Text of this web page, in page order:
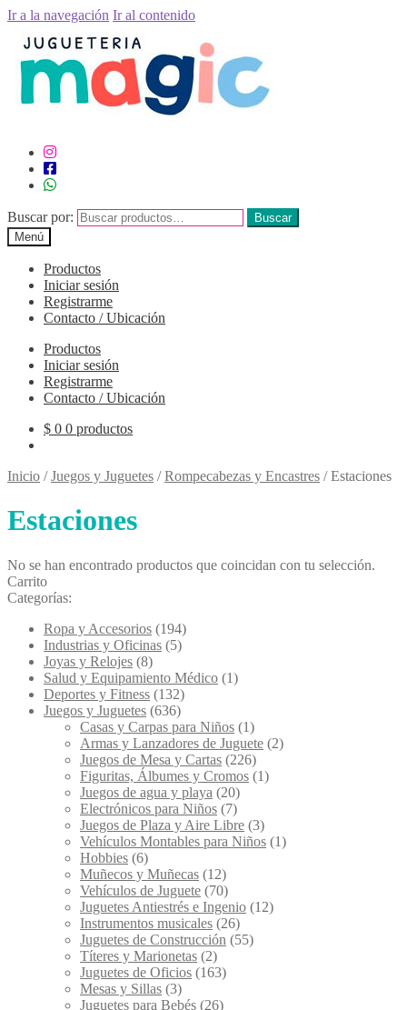
Ir a la navegación Ir al contenido
Buscar por:
Buscar
Menú
Productos
Iniciar sesión
Registrarme
Contacto / Ubicación
Productos
Iniciar sesión
Registrarme
Contacto / Ubicación
$ 0 0 productos
Inicio /Juegos y Juguetes /Rompecabezas y Encastres /Estaciones
Estaciones
No se han encontrado productos que coincidan con tu selección.
Carrito
Categorías:
Ropa y Accesorios (194)
Industrias y Oficinas (5)
Joyas y Relojes (8)
Salud y Equipamiento Médico (1)
Deportes y Fitness (132)
Juegos y Juguetes (636)
Casas y Carpas para Niños (1)
Armas y Lanzadores de Juguete (2)
Juegos de Mesa y Cartas (226)
Figuritas, Álbumes y Cromos (1)
Juegos de agua y playa (20)
Electrónicos para Niños (7)
Juegos de Plaza y Aire Libre (3)
Vehículos Montables para Niños (1)
Hobbies (6)
Muñecos y Muñecas (12)
Vehículos de Juguete (70)
Juguetes Antiestrés e Ingenio (12)
Instrumentos musicales (26)
Juguetes de Construcción (55)
Títeres y Marionetas (2)
Juguetes de Oficios (163)
Mesas y Sillas (3)
Juguetes para Bebés (26)